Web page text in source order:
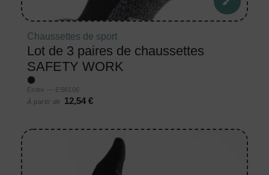
Chaussettes de sport
Lot de 3 paires de chaussettes
SAFETY WORK
Estex — ES6106
À partir de
12,54 €